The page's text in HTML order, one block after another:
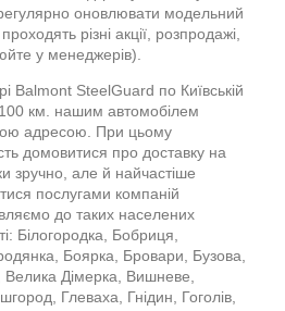
регулярно оновлювати модельний
різні акції, розпродажі,
у менеджерів).
Balmont SteelGuard по Київській
100 км. нашим автомобілем
адресою. При цьому
домовитися про доставку на
зручно, але й найчастіше
послугами компаній
до таких населених
Білогородка, Бобриця,
Боярка, Бровари, Бузова,
Велика Дімерка, Вишневе,
Глеваха, Гнідин, Гоголів,